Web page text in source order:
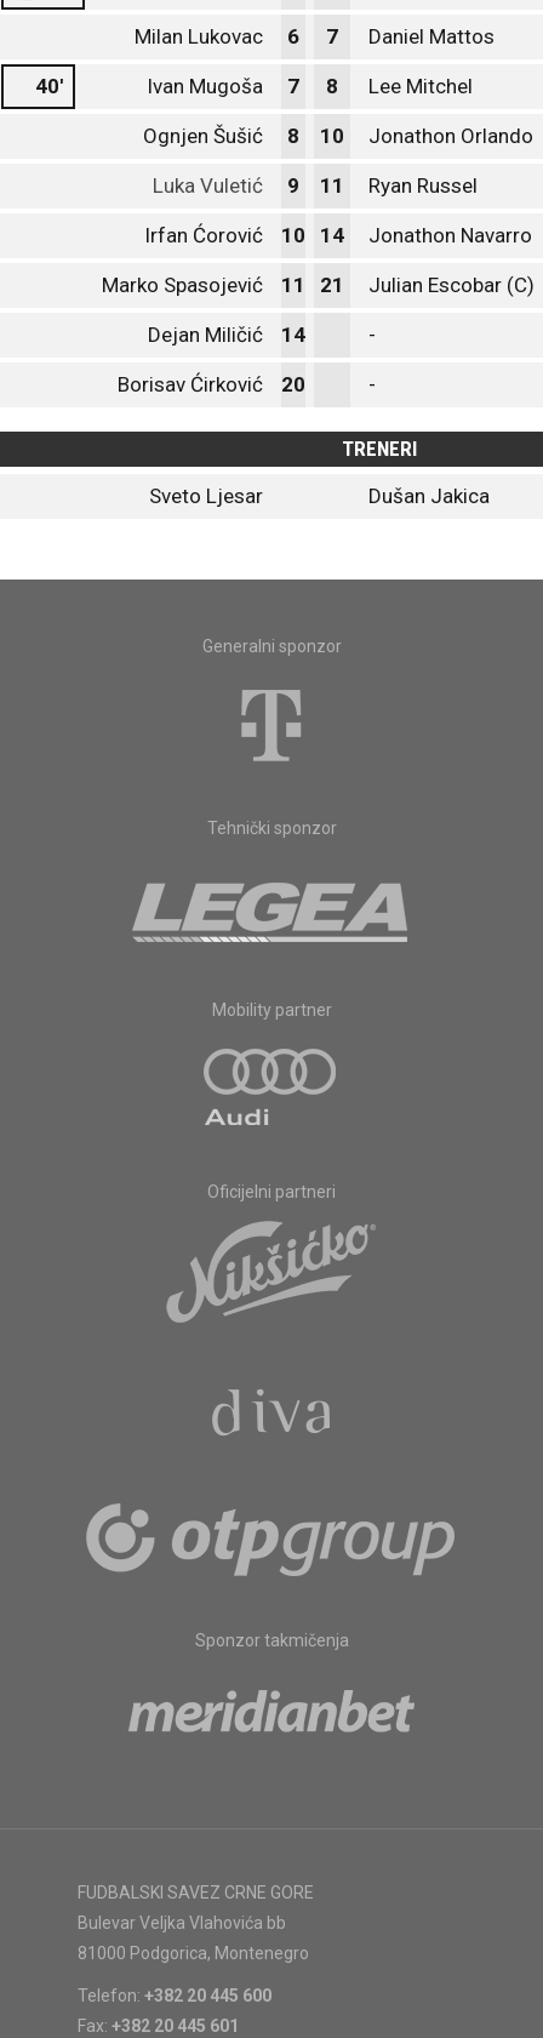
Milan Lukovac 6 7 Daniel Mattos
40' Ivan Mugoša 7 8 Lee Mitchel
Ognjen Šušić 8 10 Jonathon Orlando
Luka Vuletić 9 11 Ryan Russel
Irfan Ćorović 10 14 Jonathon Navarro
Marko Spasojević 11 21 Julian Escobar (C)
Dejan Miličić 14 -
Borisav Ćirković 20 -
TRENERI
Sveto Ljesar
Dušan Jakica
Generalni sponzor
Tehnički sponzor
Mobility partner
Oficijelni partneri
Sponzor takmičenja
FUDBALSKI SAVEZ CRNE GORE
Bulevar Veljka Vlahovića bb
81000 Podgorica, Montenegro
Telefon: +382 20 445 600
Fax: +382 20 445 601